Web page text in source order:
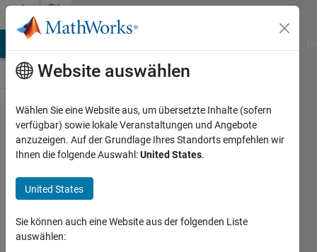
Weiter zum Inhalt
File
Exchange
Fast
MATLAB
FEM
Website auswählen
Wählen Sie eine Website aus, um übersetzte Inhalte (sofern
verfügbar) sowie lokale Veranstaltungen und Angebote
anzuzeigen. Auf der Grundlage Ihres Standorts empfehlen wir
Ihnen die folgende Auswahl:United States.
United States
Sie können auch eine Website aus der folgenden Liste
auswählen: